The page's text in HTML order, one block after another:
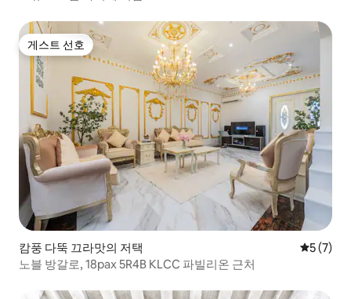
게스트 선호
게스트 선호
캄풍 다뚝 끄라맛의 저택 평점 5점
5 (7)
노블 방갈로, 18pax 5R4B KLCC 파빌리온 근처